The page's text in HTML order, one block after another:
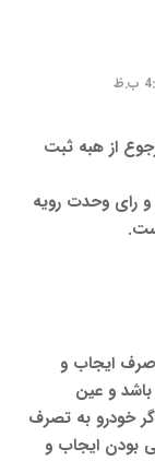
از هبه ثبت
و رای وحدت رویه
صرف ایجاب و
و عین
خودرو به تصرف
بودن ایجاب و